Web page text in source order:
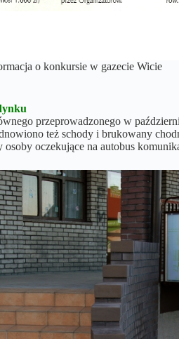
o konkursie w gazecie Wicie
przeprowadzonego w
też schody i brukowany
oczekujące na autobus